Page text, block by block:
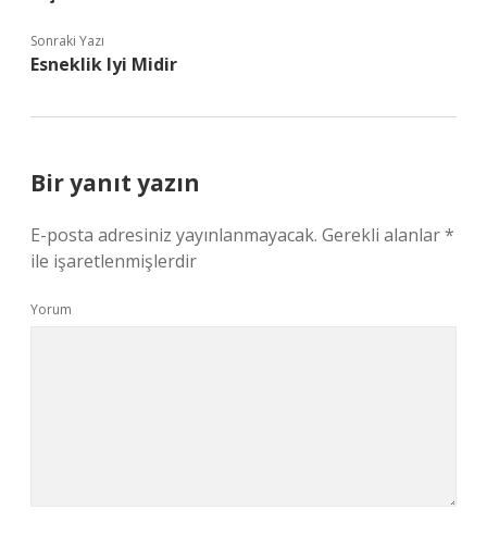
Sonraki Yazı
Esneklik Iyi Midir
Bir yanıt yazın
E-posta adresiniz yayınlanmayacak. Gerekli alanlar*
ile işaretlenmişlerdir
Yorum